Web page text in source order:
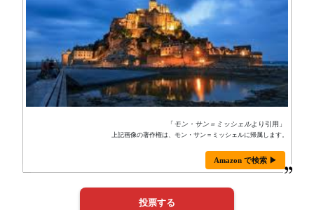
「モン・サン＝ミッシェルより引用」
上記画像の著作権は、モン・サン＝ミッシェルに帰属します。
Amazon で検索 ▶